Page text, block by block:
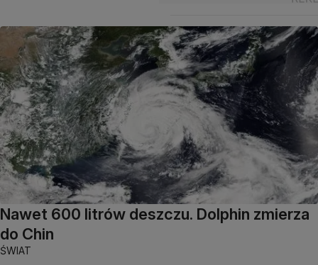
Nawet 600 litrów deszczu. Dolphin zmierza
do Chin
ŚWIAT